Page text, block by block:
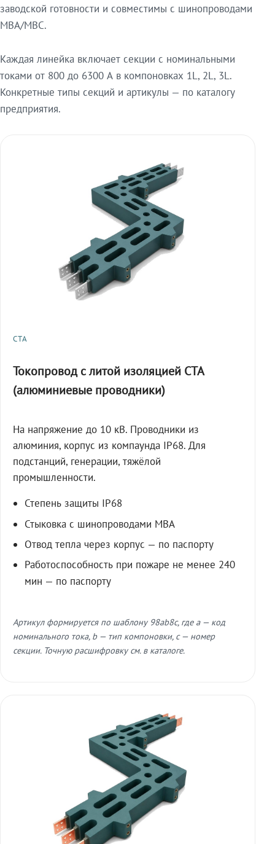
заводской готовности и совместимы с шинопроводами
МВА/МВС.
Каждая линейка включает секции с номинальными
токами от 800 до 6300 А в компоновках 1L, 2L, 3L.
Конкретные типы секций и артикулы — по каталогу
предприятия.
СТА
Токопровод с литой изоляцией СТА
(алюминиевые проводники)
На напряжение до 10 кВ. Проводники из
алюминия, корпус из компаунда IP68. Для
подстанций, генерации, тяжёлой
промышленности.
Степень защиты IP68
Стыковка с шинопроводами МВА
Отвод тепла через корпус — по паспорту
Работоспособность при пожаре не менее 240
мин — по паспорту
Артикул формируется по шаблону 98ab8c, где a — код
номинального тока, b — тип компоновки, c — номер
секции. Точную расшифровку см. в каталоге.